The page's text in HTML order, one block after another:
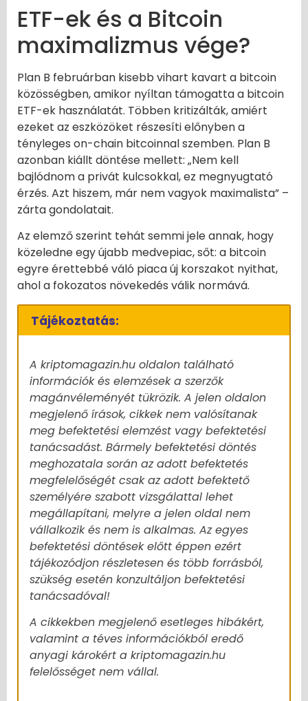
ETF-ek és a Bitcoin
maximalizmus vége?
Plan B februárban kisebb vihart kavart a bitcoin
közösségben, amikor nyíltan támogatta a bitcoin
ETF-ek használatát. Többen kritizálták, amiért
ezeket az eszközöket részesíti előnyben a
tényleges on-chain bitcoinnal szemben. Plan B
azonban kiállt döntése mellett: „Nem kell
bajlódnom a privát kulcsokkal, ez megnyugtató
érzés. Azt hiszem, már nem vagyok maximalista” –
zárta gondolatait.
Az elemző szerint tehát semmi jele annak, hogy
közeledne egy újabb medvepiac, sőt: a bitcoin
egyre érettebbé váló piaca új korszakot nyithat,
ahol a fokozatos növekedés válik normává.
Tájékoztatás:
A kriptomagazin.hu oldalon található
információk és elemzések a szerzők
magánvéleményét tükrözik. A jelen oldalon
megjelenő írások, cikkek nem valósítanak
meg befektetési elemzést vagy befektetési
tanácsadást. Bármely befektetési döntés
meghozatala során az adott befektetés
megfelelőségét csak az adott befektető
személyére szabott vizsgálattal lehet
megállapítani, melyre a jelen oldal nem
vállalkozik és nem is alkalmas. Az egyes
befektetési döntések előtt éppen ezért
tájékozódjon részletesen és több forrásból,
szükség esetén konzultáljon befektetési
tanácsadóval!
A cikkekben megjelenő esetleges hibákért,
valamint a téves információkból eredő
anyagi károkért a kriptomagazin.hu
felelősséget nem vállal.